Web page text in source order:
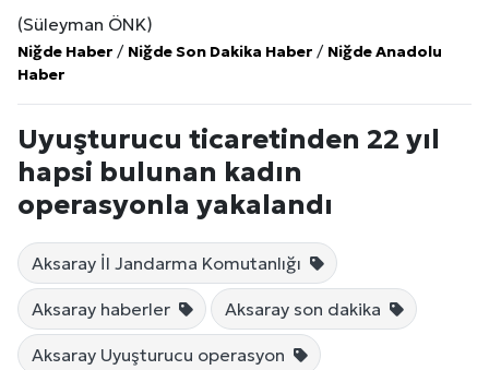
(Süleyman ÖNK)
Niğde Haber / Niğde Son Dakika Haber / Niğde Anadolu
Haber
Uyuşturucu ticaretinden 22 yıl
hapsi bulunan kadın
operasyonla yakalandı
Aksaray İl Jandarma Komutanlığı
Aksaray haberler Aksaray son dakika
Aksaray Uyuşturucu operasyon